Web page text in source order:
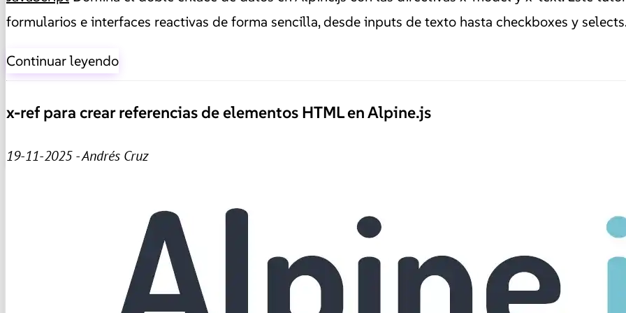
formularios e interfaces reactivas de forma sencilla, desde inputs de texto hasta checkboxes y
Continuar leyendo
x-ref para crear referencias de elementos HTML en Alpine.js
19-11-2025 - Andrés Cruz